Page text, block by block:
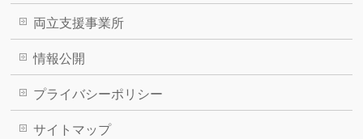
両立支援事業所
情報公開
プライバシーポリシー
サイトマップ